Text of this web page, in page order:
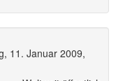
11. Januar 2009,